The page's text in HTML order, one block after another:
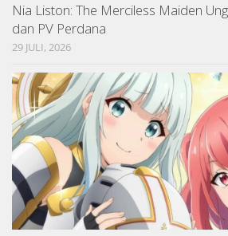
Nia Liston: The Merciless Maiden
dan PV Perdana
29 JULI, 2026